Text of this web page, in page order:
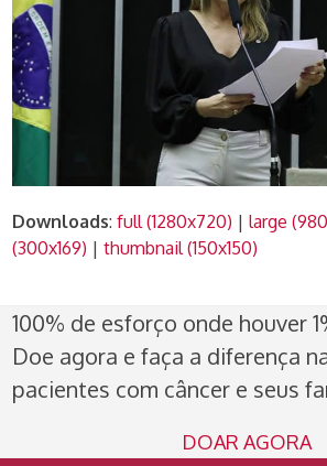
Downloads:full (1280x720) |large
(300x169) |thumbnail (150x150)
100% de esforço onde houver
Doe agora e faça a diferença
pacientes com câncer e seus
DOAR AGORA